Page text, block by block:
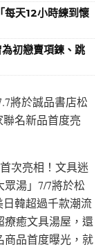
每天12小時練到懷
初戀賣項鍊、跳
將於誠品書店松
名新品首度亮
次亮相！文具迷
湯」7/7將於松
韓超過千款潮流
癒文具湯屋，還
商品首度曝光，就